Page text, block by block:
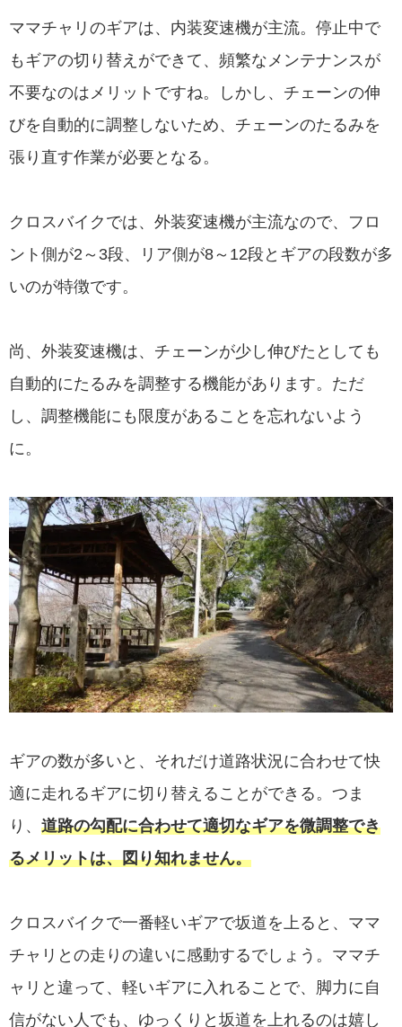
ママチャリのギアは、内装変速機が主流。停止中で
もギアの切り替えができて、頻繁なメンテナンスが
不要なのはメリットですね。しかし、チェーンの伸
びを自動的に調整しないため、チェーンのたるみを
張り直す作業が必要となる。
クロスバイクでは、外装変速機が主流なので、フロ
ント側が2～3段、リア側が8～12段とギアの段数が多
いのが特徴です。
尚、外装変速機は、チェーンが少し伸びたとしても
自動的にたるみを調整する機能があります。ただ
し、調整機能にも限度があることを忘れないよう
に。
ギアの数が多いと、それだけ道路状況に合わせて快
適に走れるギアに切り替えることができる。つま
り、 道路の勾配に合わせて適切なギアを微調整でき
るメリットは、図り知れません。
クロスバイクで一番軽いギアで坂道を上ると、ママ
チャリとの走りの違いに感動するでしょう。ママチ
ャリと違って、軽いギアに入れることで、脚力に自
信がない人でも、ゆっくりと坂道を上れるのは嬉し